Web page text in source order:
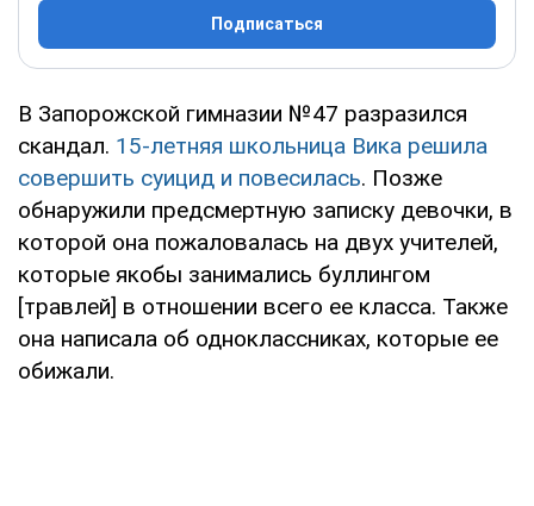
Подписаться
В Запорожской гимназии №47 разразился
скандал. 15-летняя школьница Вика решила
совершить суицид и повесилась. Позже
обнаружили предсмертную записку девочки, в
которой она пожаловалась на двух учителей,
которые якобы занимались буллингом
[травлей] в отношении всего ее класса. Также
она написала об одноклассниках, которые ее
обижали.